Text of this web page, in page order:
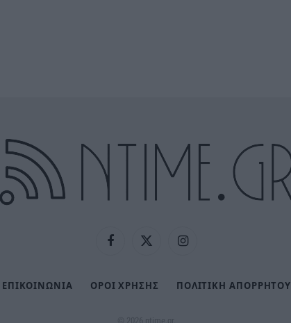
FacebookX
Instagram
ΕΠΙΚΟΙΝΩΝΙΑ ΟΡΟΙ ΧΡΗΣΗΣ ΠΟΛΙΤΙΚΉ ΑΠΟΡΡΉΤΟΥ